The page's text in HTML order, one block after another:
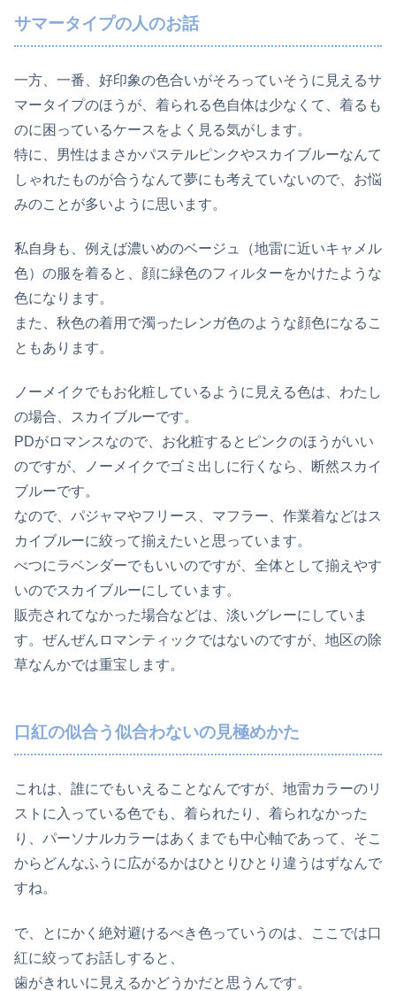
サマータイプの人のお話
一方、一番、好印象の色合いがそろっていそうに見えるサ
マータイプのほうが、着られる色自体は少なくて、着るも
のに困っているケースをよく見る気がします。
特に、男性はまさかパステルピンクやスカイブルーなんて
しゃれたものが合うなんて夢にも考えていないので、お悩
みのことが多いように思います。
私自身も、例えば濃いめのベージュ（地雷に近いキャメル
色）の服を着ると、顔に緑色のフィルターをかけたような
色になります。
また、秋色の着用で濁ったレンガ色のような顔色になるこ
ともあります。
ノーメイクでもお化粧しているように見える色は、わたし
の場合、スカイブルーです。
PDがロマンスなので、お化粧するとピンクのほうがいい
のですが、ノーメイクでゴミ出しに行くなら、断然スカイ
ブルーです。
なので、パジャマやフリース、マフラー、作業着などはス
カイブルーに絞って揃えたいと思っています。
べつにラベンダーでもいいのですが、全体として揃えやす
いのでスカイブルーにしています。
販売されてなかった場合などは、淡いグレーにしていま
す。ぜんぜんロマンティックではないのですが、地区の除
草なんかでは重宝します。
口紅の似合う似合わないの見極めかた
これは、誰にでもいえることなんですが、地雷カラーのリ
ストに入っている色でも、着られたり、着られなかった
り、パーソナルカラーはあくまでも中心軸であって、そこ
からどんなふうに広がるかはひとりひとり違うはずなんで
すね。
で、とにかく絶対避けるべき色っていうのは、ここでは口
紅に絞ってお話しすると、
歯がきれいに見えるかどうかだと思うんです。